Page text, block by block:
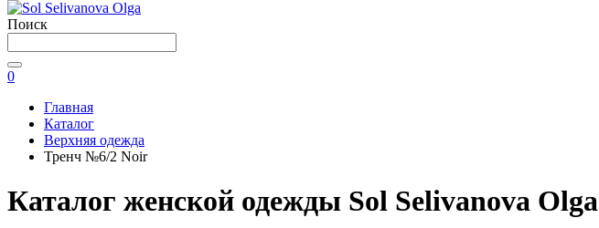
Поиск
0
Главная
Каталог
Верхняя одежда
Тренч №6/2 Noir
Каталог женской одежды Sol Selivanova Olga